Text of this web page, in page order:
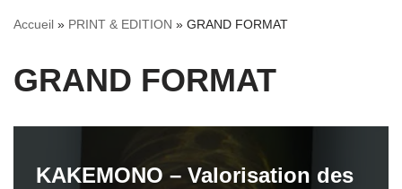
Accueil » PRINT & EDITION » GRAND FORMAT
GRAND FORMAT
KAKEMONO – Valorisation des